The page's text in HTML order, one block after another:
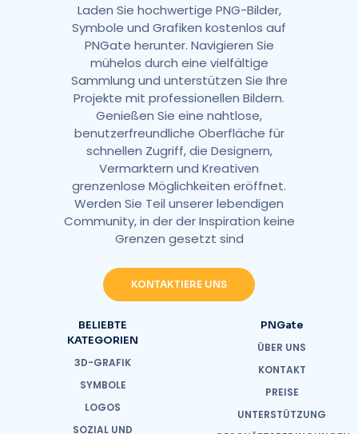
Laden Sie hochwertige PNG-Bilder,
Symbole und Grafiken kostenlos auf
PNGate herunter. Navigieren Sie
mühelos durch eine vielfältige
Sammlung und unterstützen Sie Ihre
Projekte mit professionellen Bildern.
Genießen Sie eine nahtlose,
benutzerfreundliche Oberfläche für
schnellen Zugriff, die Designern,
Vermarktern und Kreativen
grenzenlose Möglichkeiten eröffnet.
Werden Sie Teil unserer lebendigen
Community, in der der Inspiration keine
Grenzen gesetzt sind
KONTAKTIERE UNS
BELIEBTE
KATEGORIEN
3D-GRAFIK
SYMBOLE
LOGOS
SOZIAL UND
PNGate
ÜBER UNS
KONTAKT
PREISE
UNTERSTÜTZUNG